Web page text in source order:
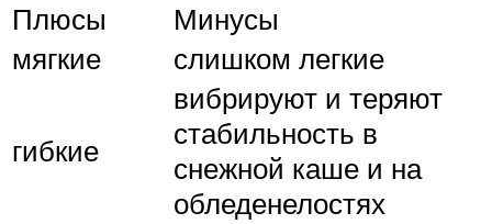
Плюсы
Минусы
мягкие
слишком легкие
гибкие
вибрируют и теряют
стабильность в
снежной каше и на
обледенелостях